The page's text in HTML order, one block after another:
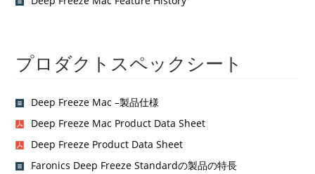
プロダクトスペックシート
Deep Freeze Mac –製品仕様
Deep Freeze Mac Product Data Sheet
Deep Freeze Product Data Sheet
Faronics Deep Freeze Standardの製品の特長